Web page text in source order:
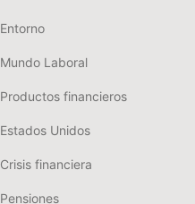
Entorno
Mundo Laboral
Productos financieros
Estados Unidos
Crisis financiera
Pensiones